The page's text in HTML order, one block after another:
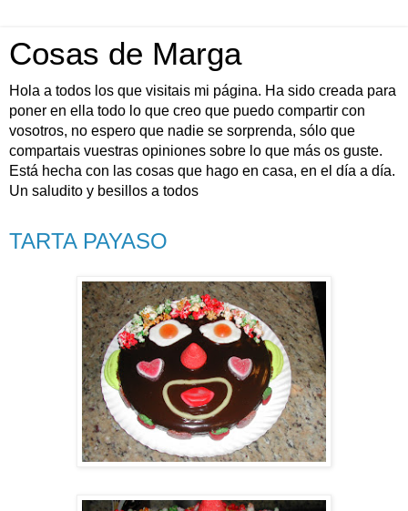
Cosas de Marga
Hola a todos los que visitais mi página. Ha sido creada para
poner en ella todo lo que creo que puedo compartir con
vosotros, no espero que nadie se sorprenda, sólo que
compartais vuestras opiniones sobre lo que más os guste.
Está hecha con las cosas que hago en casa, en el día a día.
Un saludito y besillos a todos
TARTA PAYASO